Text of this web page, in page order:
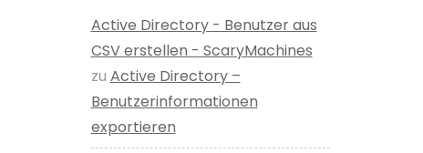
Active Directory - Benutzer aus
CSV erstellen - ScaryMachines
zu Active Directory –
Benutzerinformationen
exportieren